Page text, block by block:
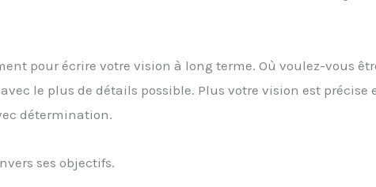
pour écrire votre vision à long terme. Où voulez-vous
le plus de détails possible. Plus votre vision est précise
détermination.
ses objectifs.